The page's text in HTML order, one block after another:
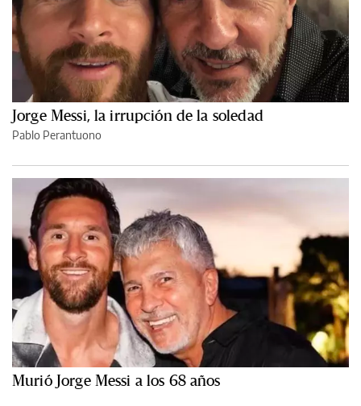
Jorge Messi, la irrupción de la soledad
Pablo Perantuono
Murió Jorge Messi a los 68 años